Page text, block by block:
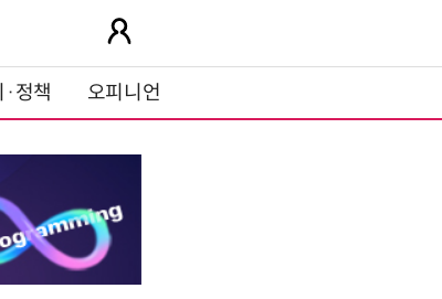
·정책 오피니언